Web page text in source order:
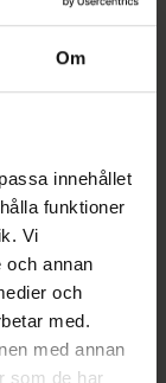
Om
innehållet
funktioner
Vi
och annan
och
med.
med annan
som de har
Dölj
är
i
nickel